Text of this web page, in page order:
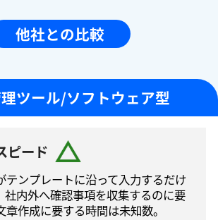
他社との比較
ツール/ソフトウェア型
ピード
テンプレートに沿って⼊⼒するだけ
社内外へ確認事項を収集するのに要
作成に要する時間は未知数。